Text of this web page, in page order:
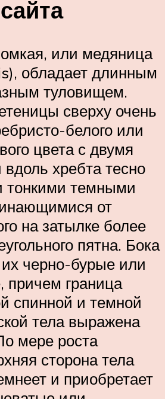
или медяница
обладает длинным
туловищем.
сверху очень
белого или
цвета с двумя
хребта тесно
темными
от
на затылке более
пятна. Бока
черно-бурые или
причем граница
спинной и темной
тела выражена
мере роста
сторона тела
и приобретает